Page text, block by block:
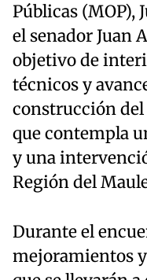
Públicas (MOP),
el senador Juan
objetivo de
técnicos y
construcción del
que contempla
y una
Región del
Durante el
mejoramientos